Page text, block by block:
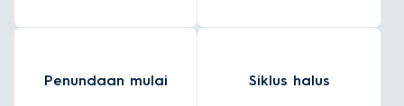
Penundaan mulai Siklus halus